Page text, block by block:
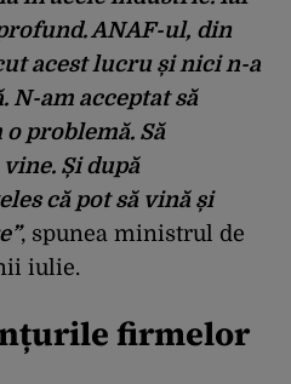
ANAF-ul, din
acest lucru și nici n-a
N-am acceptat să
problemă. Să
Și după
că pot să vină și
, spunea ministrul de
iulie.
firmelor